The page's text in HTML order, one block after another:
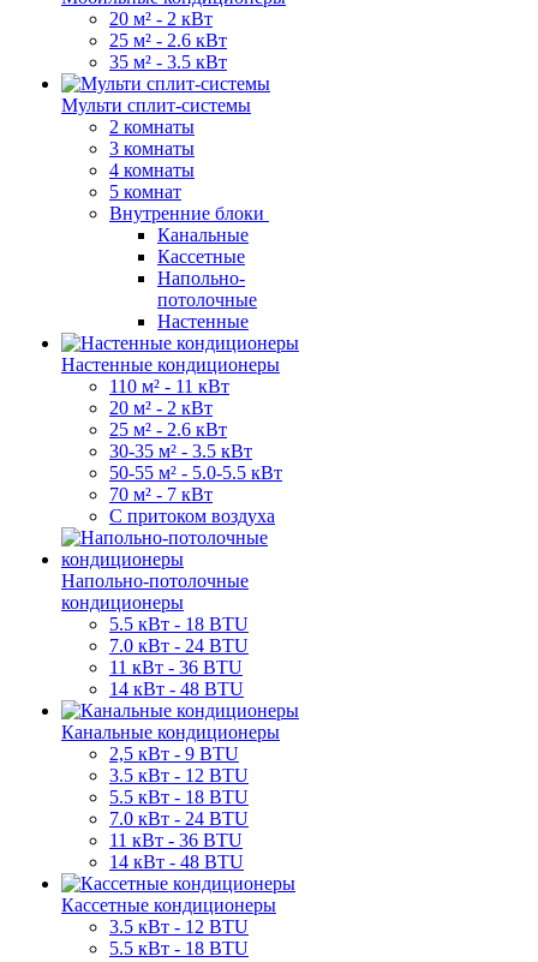
20 м² - 2 кВт
25 м² - 2.6 кВт
35 м² - 3.5 кВт
Мульти сплит-системы
2 комнаты
3 комнаты
4 комнаты
5 комнат
Внутренние блоки
Канальные
Кассетные
Напольно-
потолочные
Настенные
Настенные кондиционеры
110 м² - 11 кВт
20 м² - 2 кВт
25 м² - 2.6 кВт
30-35 м² - 3.5 кВт
50-55 м² - 5.0-5.5 кВт
70 м² - 7 кВт
С притоком воздуха
Напольно-потолочные
кондиционеры
5.5 кВт - 18 BTU
7.0 кВт - 24 BTU
11 кВт - 36 BTU
14 кВт - 48 BTU
Канальные кондиционеры
2,5 кВт - 9 BTU
3.5 кВт - 12 BTU
5.5 кВт - 18 BTU
7.0 кВт - 24 BTU
11 кВт - 36 BTU
14 кВт - 48 BTU
Кассетные кондиционеры
3.5 кВт - 12 BTU
5.5 кВт - 18 BTU